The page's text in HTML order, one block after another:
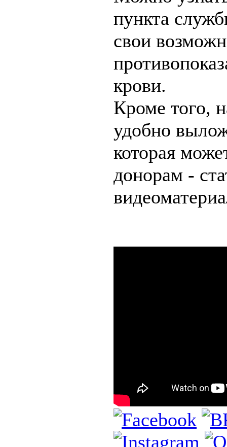
пункта
свои
крови.
Кроме того,
удобно
которая
донорам -